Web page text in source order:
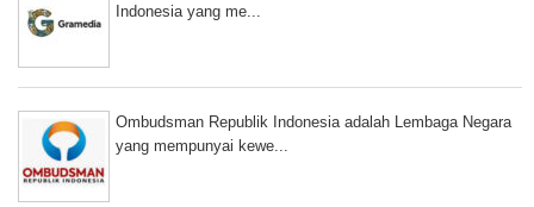
Indonesia yang me...
Ombudsman Republik Indonesia adalah Lembaga Negara
yang mempunyai kewe...